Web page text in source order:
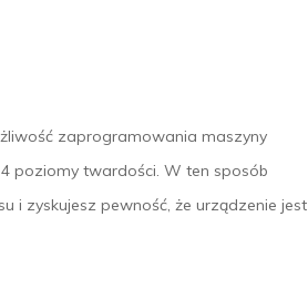
zaprogramowania maszyny
poziomy twardości. W ten sposób
i zyskujesz pewność, że urządzenie jest